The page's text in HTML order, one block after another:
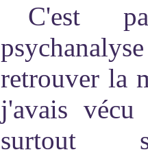
C'est
retrouver la
j'avais vécu
surtout